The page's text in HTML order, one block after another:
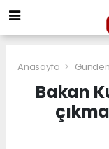
Anasayfa
Bakan